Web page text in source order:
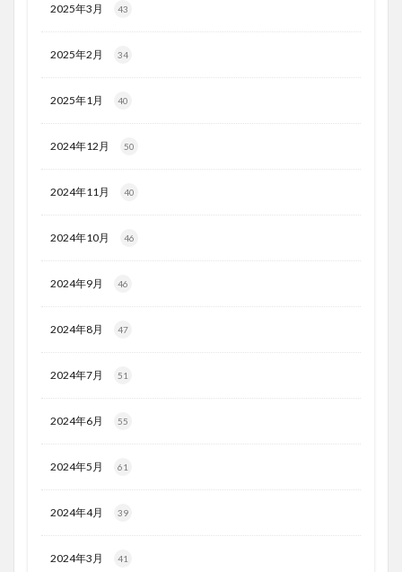
2025年3月 43
2025年2月 34
2025年1月 40
2024年12月 50
2024年11月 40
2024年10月 46
2024年9月 46
2024年8月 47
2024年7月 51
2024年6月 55
2024年5月 61
2024年4月 39
2024年3月 41